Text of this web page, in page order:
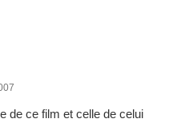
de ce film et celle de celui